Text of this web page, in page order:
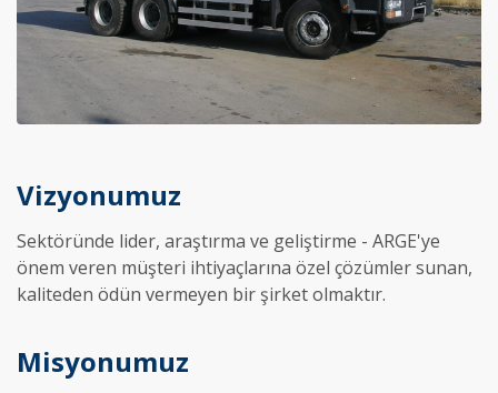
Vizyonumuz
Sektöründe lider, araştırma ve geliştirme - ARGE'ye
önem veren müşteri ihtiyaçlarına özel çözümler sunan,
kaliteden ödün vermeyen bir şirket olmaktır.
Misyonumuz